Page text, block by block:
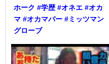
ホーク #学歴 #オネエ #オカ
マ #オカマバー #ミッツマン
グローブ